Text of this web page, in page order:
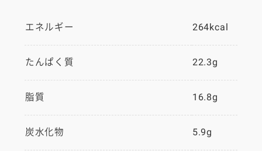
エネルギー 264kcal
たんぱく質 22.3g
脂質 16.8g
炭水化物 5.9g